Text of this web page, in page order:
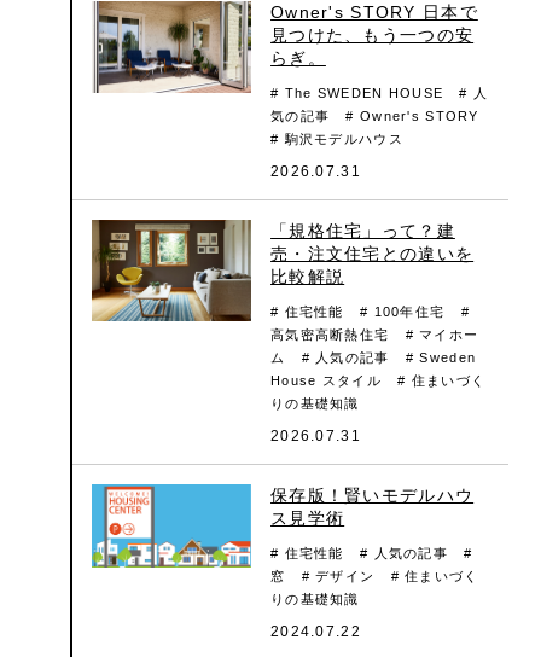
Owner's STORY 日本で
見つけた、もう一つの安
らぎ。
# The SWEDEN HOUSE
# 人
気の記事
# Owner's STORY
# 駒沢モデルハウス
2026.07.31
「規格住宅」って？建
売・注文住宅との違いを
比較解説
# 住宅性能 # 100年住宅
#
高気密高断熱住宅
# マイホー
ム
# 人気の記事
# Sweden
House スタイル
# 住まいづく
りの基礎知識
2026.07.31
保存版！賢いモデルハウ
ス見学術
# 住宅性能 # 人気の記事
#
窓
# デザイン
# 住まいづく
りの基礎知識
2024.07.22